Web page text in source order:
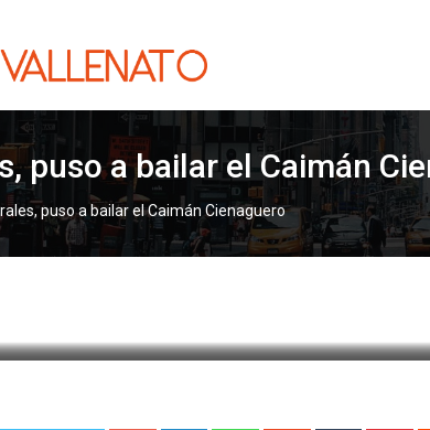
puso a bailar el Caimán
puso a bailar el Caimán Cienaguero